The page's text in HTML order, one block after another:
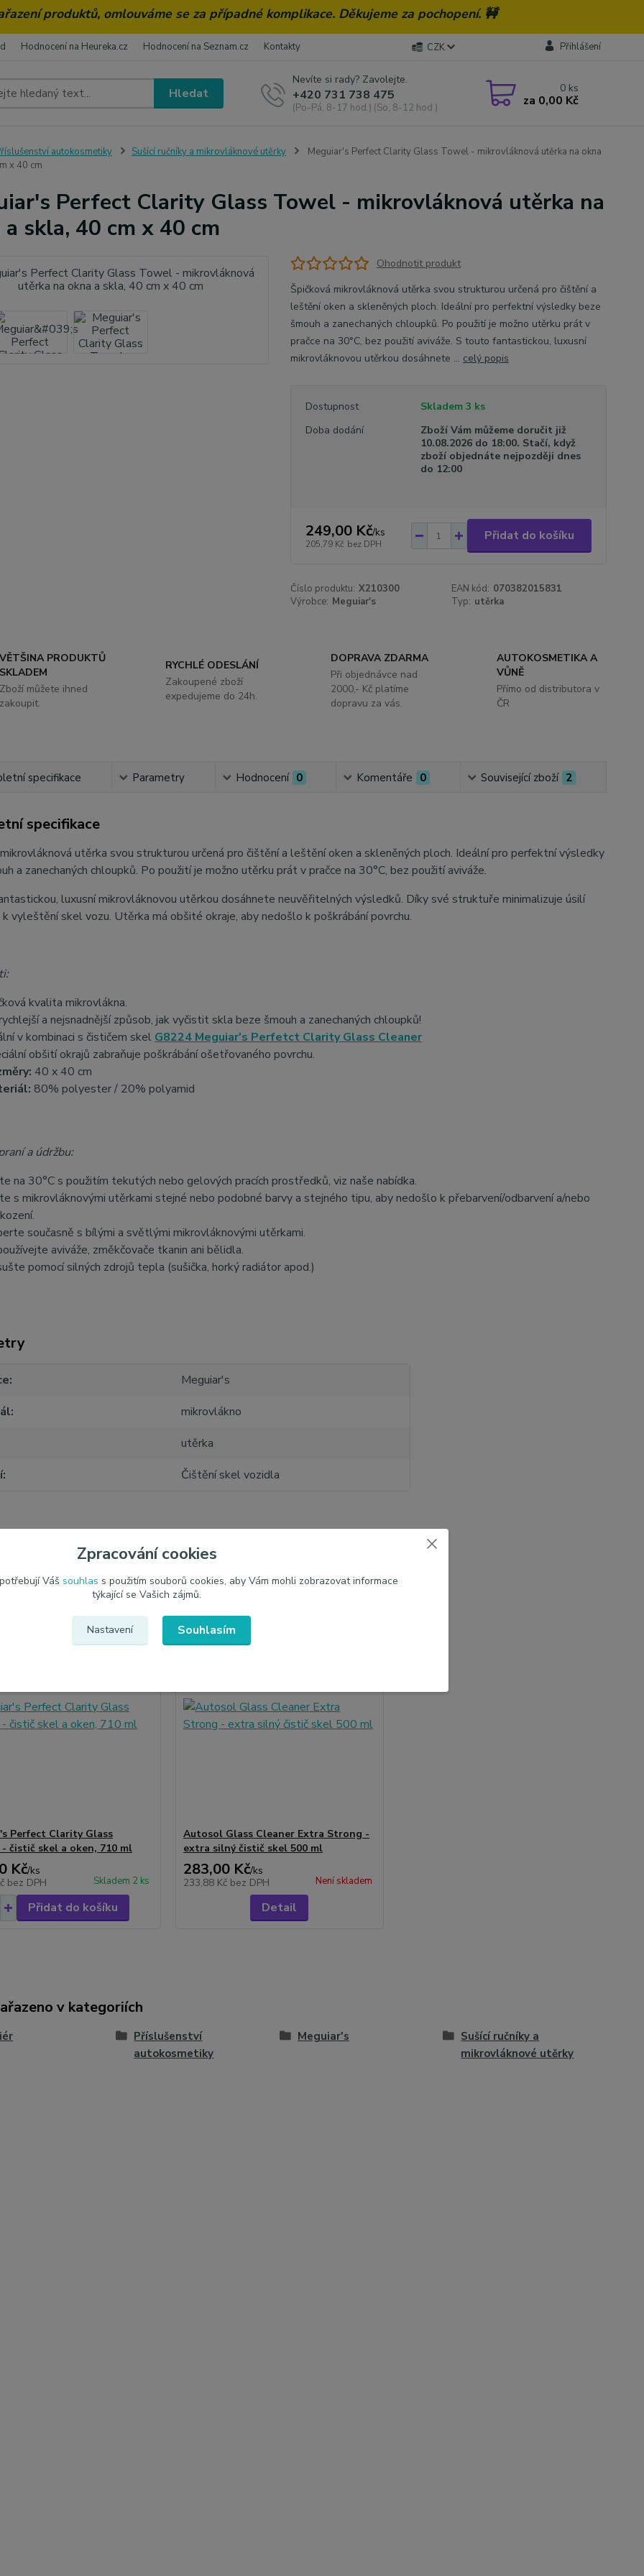
produktů, omlouváme se za případné komplikace. Děkujeme za pochopení. 🚧
Hodnocení na Heureka.cz Hodnocení na Seznam.cz Kontakty CZK Přihlášení
Hledat
Nevíte si rady? Zavolejte.
+420 731 738 475
(Po-Pá, 8-17 hod.) (So, 8-12 hod.)
0 ks
za 0,00 Kč
autokosmetiky Sušící ručníky a mikrovláknové utěrky
Meguiar's Perfect Clarity Glass Towel - mikrovláknová utěrka na okna
x 40 cm
Perfect Clarity Glass Towel - mikrovláknová utěrka na
a skla, 40 cm x 40 cm
Ohodnotit produkt
Špičková mikrovláknová utěrka svou strukturou určená pro čištění a
leštění oken a skleněných ploch. Ideální pro perfektní výsledky beze
šmouh a zanechaných chloupků. Po použití je možno utěrku prát v
pračce na 30°C, bez použití aviváže. S touto fantastickou, luxusní
mikrovláknovou utěrkou dosáhnete ... celý popis
Dostupnost
Skladem 3 ks
Doba dodání
Zboží Vám můžeme doručit již
10.08.2026 do 18:00. Stačí, když
zboží objednáte nejpozději dnes
do 12:00
249,00 Kč/ks
205,79 Kč bez DPH
Přidat do košíku
Číslo produktu: X210300 EAN kód: 070382015831
Výrobce: Meguiar's Typ: utěrka
VĚTŠINA PRODUKTŮ
SKLADEM
Zboží můžete ihned
zakoupit.
RYCHLÉ ODESLÁNÍ
Zakoupené zboží
expedujeme do 24h.
DOPRAVA ZDARMA
Při objednávce nad
2000,- Kč platíme
dopravu za vás.
AUTOKOSMETIKA A
VŮNĚ
Přímo od distributora v
ČR
specifikace Parametry Hodnocení 0 Komentáře 0 Související zboží 2
specifikace
utěrka svou strukturou určená pro čištění a leštění oken a skleněných ploch. Ideální pro perfektní výsledky
a zanechaných chloupků. Po použití je možno utěrku prát v pračce na 30°C, bez použití aviváže.
luxusní mikrovláknovou utěrkou dosáhnete neuvěřitelných výsledků. Díky své struktuře minimalizuje úsilí
vyleštění skel vozu. Utěrka má obšité okraje, aby nedošlo k poškrábání povrchu.
kvalita mikrovlákna.
a nejsnadnější způsob, jak vyčistit skla beze šmouh a zanechaných chloupků!
v kombinaci s čističem skel G8224 Meguiar's Perfetct Clarity Glass Cleaner
obšití okrajů zabraňuje poškrábání ošetřovaného povrchu.
40 x 40 cm
80% polyester / 20% polyamid
a údržbu:
na 30°C s použitím tekutých nebo gelových pracích prostředků, viz naše nabídka.
s mikrovláknovými utěrkami stejné nebo podobné barvy a stejného tipu, aby nedošlo k přebarvení/odbarvení a/nebo
současně s bílými a světlými mikrovláknovými utěrkami.
aviváže, změkčovače tkanin ani bělidla.
pomocí silných zdrojů tepla (sušička, horký radiátor apod.)
Meguiar's
mikrovlákno
utěrka
Čištění skel vozidla
zboží 2
Perfect Clarity Glass
čistič skel a oken, 710 ml
Kč/ks
bez DPH Skladem 2 ks
Přidat do košíku
Autosol Glass Cleaner Extra Strong -
extra silný čistič skel 500 ml
283,00 Kč/ks
233,88 Kč bez DPH Není skladem
Detail
v kategoriích
Příslušenství
autokosmetiky
Meguiar's
Sušící ručníky a
mikrovláknové utěrky
Zpracování cookies
Váš souhlas s použitím souborů cookies, aby Vám mohli zobrazovat informace
týkající se Vašich zájmů.
Nastavení Souhlasím